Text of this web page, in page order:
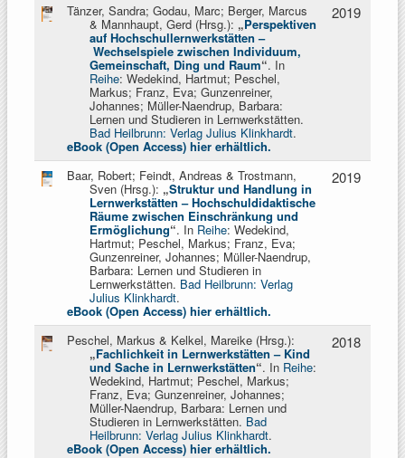
Tänzer, Sandra; Godau, Marc; Berger, Marcus
& Mannhaupt, Gerd (Hrsg.): „Perspektiven
auf Hochschullernwerkstätten–
Wechselspiele zwischen Individuum,
Gemeinschaft, Ding und Raum“. In
Reihe: Wedekind, Hartmut; Peschel,
Markus; Franz, Eva; Gunzenreiner,
Johannes; Müller-Naendrup, Barbara:
Lernen und Studieren in Lernwerkstätten.
Bad Heilbrunn: Verlag Julius Klinkhardt.
eBook (Open Access) hier erhältlich.
2019
Baar, Robert; Feindt, Andreas & Trostmann,
Sven (Hrsg.): „Struktur und Handlung in
Lernwerkstätten–Hochschuldidaktische
Räume zwischen Einschränkung und
Ermöglichung“. In Reihe: Wedekind,
Hartmut; Peschel, Markus; Franz, Eva;
Gunzenreiner, Johannes; Müller-Naendrup,
Barbara: Lernen und Studieren in
Lernwerkstätten. Bad Heilbrunn: Verlag
Julius Klinkhardt.
eBook (Open Access) hier erhältlich.
2019
Peschel, Markus & Kelkel, Mareike (Hrsg.):
„Fachlichkeit in Lernwerkstätten–Kind
und Sache in Lernwerkstätten“. In Reihe:
Wedekind, Hartmut; Peschel, Markus;
Franz, Eva; Gunzenreiner, Johannes;
Müller-Naendrup, Barbara: Lernen und
Studieren in Lernwerkstätten. Bad
Heilbrunn: Verlag Julius Klinkhardt.
eBook (Open Access) hier erhältlich.
2018